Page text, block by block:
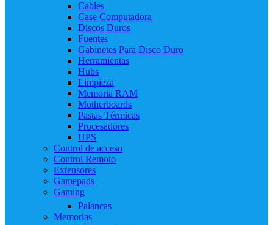
Cables
Case Computadora
Discos Duros
Fuentes
Gabinetes Para Disco Duro
Herramientas
Hubs
Limpieza
Memoria RAM
Motherboards
Pastas Térmicas
Procesadores
UPS
Control de acceso
Control Remoto
Extensores
Gamepads
Gaming
Palancas
Memorias